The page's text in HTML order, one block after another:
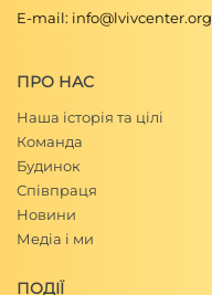
E-mail: info@lvivcenter.org
ПРО НАС
Наша історія та цілі
Команда
Будинок
Співпраця
Новини
Медіа і ми
ПОДІЇ